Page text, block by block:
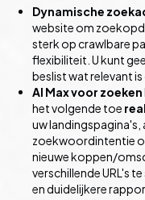
Dynamische
website om
sterk op crawlbare
flexibiliteit. U kunt
beslist wat relevant
AI Max voor zoeken
het volgende toe
uw
zoekwoordintentie
nieuwe koppen/
verschillende URL's
en duidelijkere